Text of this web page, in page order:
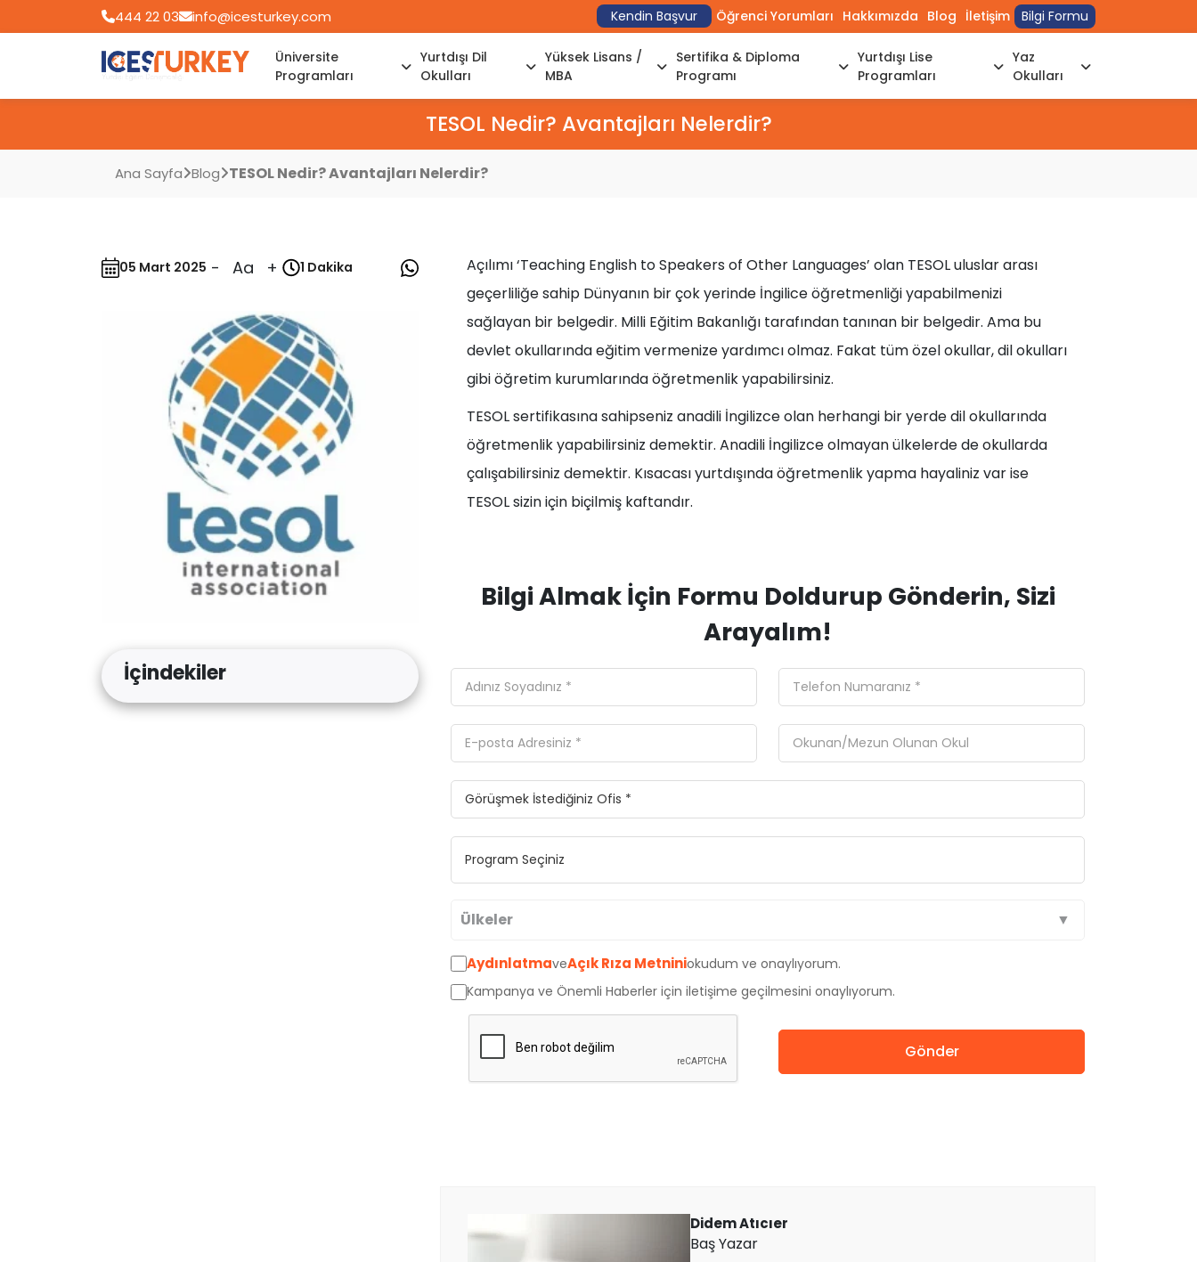
444 22 03 info@icesturkey.com Kendin Başvur Öğrenci Yorumları Hakkımızda Blog İletişim Bilgi Formu
Üniversite
Programları
Yurtdışı Dil
Okulları
Yüksek Lisans /
MBA
Sertifika & Diploma
Programı
Yurtdışı Lise
Programları
Yaz
Okulları
TESOL Nedir? Avantajları Nelerdir?
Ana Sayfa Blog TESOL Nedir? Avantajları Nelerdir?
05 Mart 2025 - Aa + 1 Dakika
İçindekiler
Açılımı ‘Teaching English to Speakers of Other Languages’ olan TESOL uluslar arası
geçerliliğe sahip Dünyanın bir çok yerinde İngilice öğretmenliği yapabilmenizi
sağlayan bir belgedir. Milli Eğitim Bakanlığı tarafından tanınan bir belgedir. Ama bu
devlet okullarında eğitim vermenize yardımcı olmaz. Fakat tüm özel okullar, dil okulları
gibi öğretim kurumlarında öğretmenlik yapabilirsiniz.
TESOL sertifikasına sahipseniz anadili İngilizce olan herhangi bir yerde dil okullarında
öğretmenlik yapabilirsiniz demektir. Anadili İngilizce olmayan ülkelerde de okullarda
çalışabilirsiniz demektir. Kısacası yurtdışında öğretmenlik yapma hayaliniz var ise
TESOL sizin için biçilmiş kaftandır.
Bilgi Almak İçin Formu Doldurup Gönderin, Sizi
Arayalım!
Ülkeler
Avustralya
Kanada
İngiltere
Çin
AydınlatmaveAçık Rıza Metniniokudum ve onaylıyorum.
Kampanya ve Önemli Haberler için iletişime geçilmesini onaylıyorum.
Gönder
Didem Atıcıer
Baş Yazar